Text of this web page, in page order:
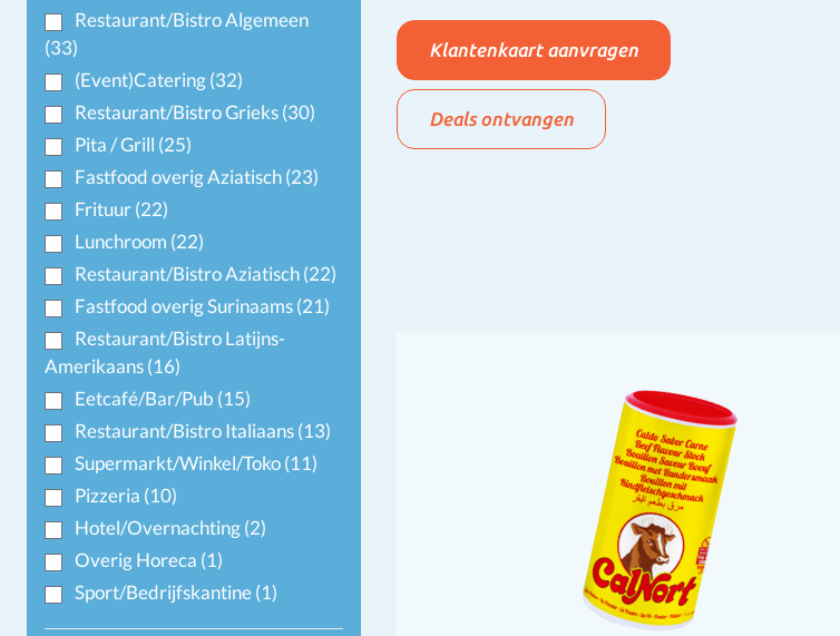
Restaurant/Bistro Algemeen
(33)
(Event)Catering(32)
Restaurant/Bistro Grieks(30)
Pita / Grill (25)
Fastfood overig Aziatisch(23)
Frituur(22)
Lunchroom (22)
Restaurant/Bistro Aziatisch(22)
Fastfood overig Surinaams(21)
Restaurant/Bistro Latijns-
Amerikaans(16)
Eetcafé/Bar/Pub (15)
Restaurant/Bistro Italiaans(13)
Supermarkt/Winkel/Toko(11)
Pizzeria (10)
Hotel/Overnachting(2)
Overig Horeca (1)
Sport/Bedrijfskantine(1)
Klantenkaart aanvragen
Deals ontvangen